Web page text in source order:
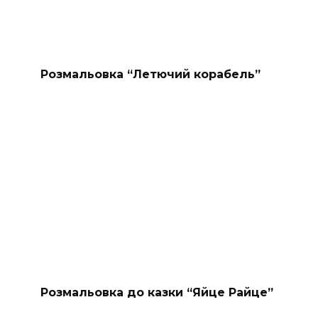
Розмальовка “Летючий корабель”
Розмальовка до казки “Яйце Райце”